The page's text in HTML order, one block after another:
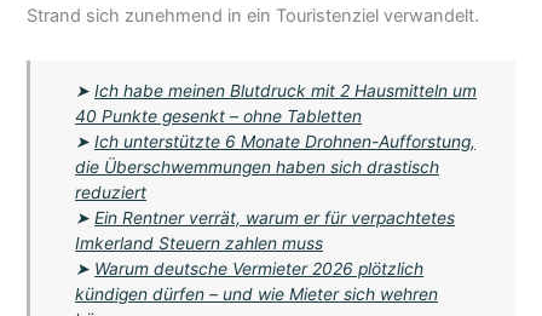
Strand sich zunehmend in ein Touristenziel verwandelt.
➤Ich habe meinen Blutdruck mit 2 Hausmitteln um
40 Punkte gesenkt – ohne Tabletten
➤Ich unterstützte 6 Monate Drohnen-Aufforstung,
die Überschwemmungen haben sich drastisch
reduziert
➤Ein Rentner verrät, warum er für verpachtetes
Imkerland Steuern zahlen muss
➤ Warum deutsche Vermieter 2026 plötzlich
kündigen dürfen – und wie Mieter sich wehren